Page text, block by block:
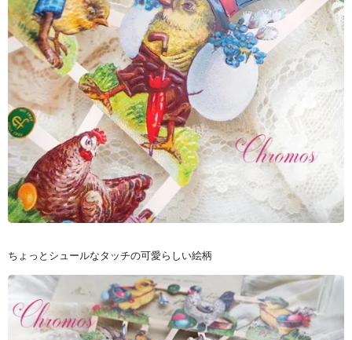
ちょっとシュールなタッチの可愛らしい絵柄